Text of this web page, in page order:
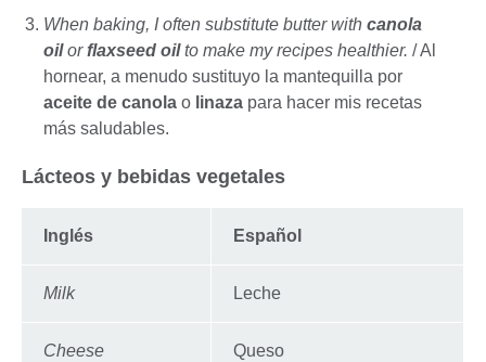
When baking, I often substitute butter with canola
oilorflaxseed oilto make my recipes healthier. / Al
hornear, a menudo sustituyo la mantequilla por
aceite de canola o linaza para hacer mis recetas
más saludables.
Lácteos y bebidas vegetales
Inglés Español
Milk Leche
Cheese Queso